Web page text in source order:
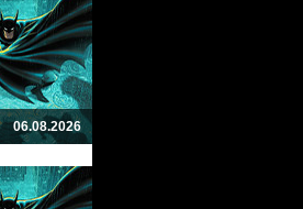
06.08.2026